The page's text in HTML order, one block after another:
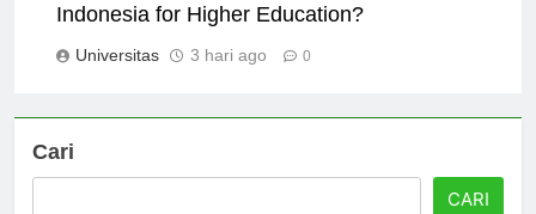
Indonesia for Higher Education?
Universitas 3 hari ago 0
Cari
CARI